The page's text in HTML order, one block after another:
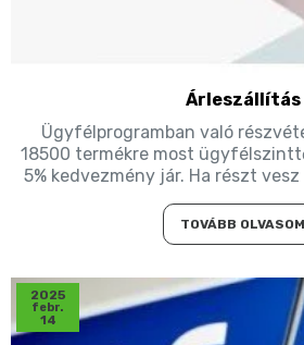
Árleszállítás
Ügyfélprogramban való
18500 termékre most
5% kedvezmény jár. Ha részt
TOVÁBB OLVASOM
2025
febr.
14